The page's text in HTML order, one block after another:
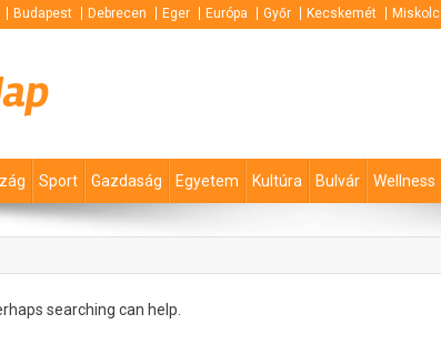
Budapest Debrecen Eger Európa Győr Kecskemét Miskolc
Sport Gazdaság Egyetem Kultúra Bulvár Wellness
searching can help.